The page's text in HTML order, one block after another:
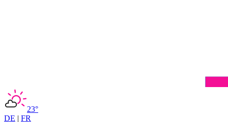
23°
DE | FR